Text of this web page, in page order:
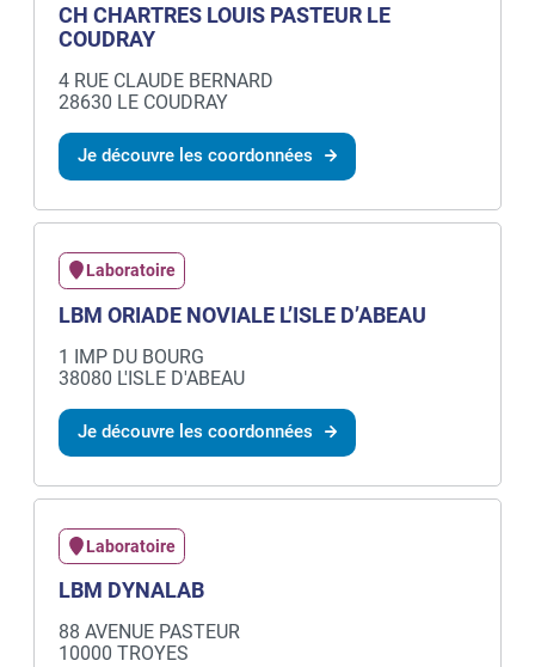
CH CHARTRES LOUIS PASTEUR LE
COUDRAY
4 RUE CLAUDE BERNARD
28630 LE COUDRAY
Je découvre les coordonnées
Laboratoire
LBM ORIADE NOVIALE L’ISLE D’ABEAU
1 IMP DU BOURG
38080 L'ISLE D'ABEAU
Je découvre les coordonnées
Laboratoire
LBM DYNALAB
88 AVENUE PASTEUR
10000 TROYES